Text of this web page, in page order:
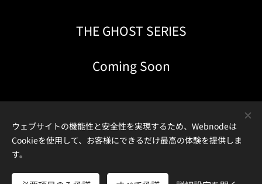
THE GHOST SERIES
Coming Soon
ウェブサイトの機能性と安全性を実現するため、Webnodeは
Cookieを使用して、お客様にできるだけ最高の体験を提供しま
す。